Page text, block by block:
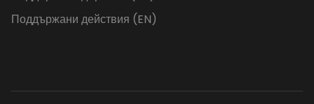
Поддържани действия (EN)